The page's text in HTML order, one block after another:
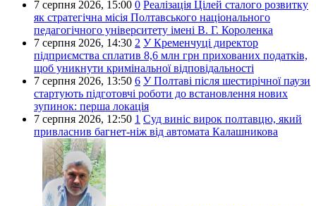
7 серпня 2026, 15:00 0 Реалізація Цілей сталого розвитку
як стратегічна місія Полтавського національного
педагогічного університету імені В. Г. Короленка
7 серпня 2026, 14:30 2 У Кременчуці директор
підприємства сплатив 8,6 млн грн прихованих податків,
щоб уникнути кримінальної відповідальності
7 серпня 2026, 13:50 6 У Полтаві після шестирічної паузи
стартують підготовчі роботи до встановлення нових
зупинок: перша локація
7 серпня 2026, 12:50 1 Суд виніс вирок полтавцю, який
привласнив багнет-ніж від автомата Калашникова